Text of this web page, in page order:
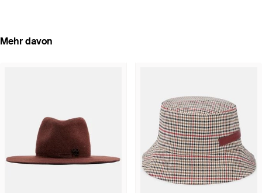
Mehr davon